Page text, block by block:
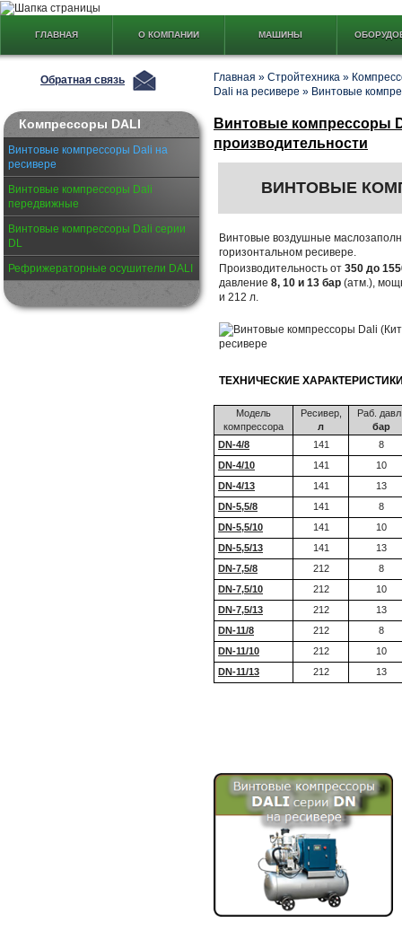
ГЛАВНАЯ О КОМПАНИИ МАШИНЫ
Обратная связь
Компрессоры DALI
Винтовые компрессоры Dali на
ресивере
Винтовые компрессоры Dali
передвижные
Винтовые компрессоры Dali серии
DL
Рефрижераторные осушители DALI
Главная » Стройтехника »
Dali на ресивере » Винтовые
Винтовые компрессоры
производительности
ВИНТОВЫЕ
Винтовые воздушные
горизонтальном ресивере.
Производительность от 350 до
давление 8, 10 и 13 бар (атм.),
и 212 л.
ТЕХНИЧЕСКИЕ
Модель
компрессора
Ресивер,
л
Раб.
бар
DN-4/8
141
8
DN-4/10
141
10
DN-4/13
141
13
DN-5,5/8
141
8
DN-5,5/10
141
10
DN-5,5/13
141
13
DN-7,5/8
212
8
DN-7,5/10
212
10
DN-7,5/13
212
13
DN-11/8
212
8
DN-11/10
212
10
DN-11/13
212 13